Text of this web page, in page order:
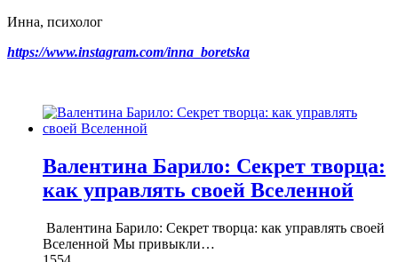
Инна, психолог
https://www.instagram.com/inna_boretska
Валентина Барило: Секрет творца:
как управлять своей Вселенной
Валентина Барило: Секрет творца: как управлять своей
Вселенной Мы привыкли…